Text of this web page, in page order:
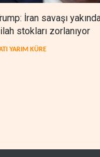
İran savaşı
stokları zorlanıyor
YARIM KÜRE